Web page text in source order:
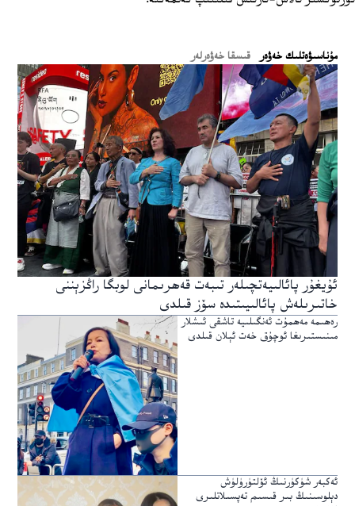
ﻣﯘﻧﺎﺳﯩﯟﻩﺗﻠﯩﻚ ﺧﻪﯞﻩﺭ قىسقا خەۋەرلەر
ئۇيغۇر پائالىيەتچىلەر تىبەت قەھرىمانى لوبگا راڭزېننى
خاتىرىلەش پائالىيىتىدە سۆز قىلدى
رەھىمە مەھمۇت ئەنگىلىيە تاشقى ئىشلار
مىنىستىرىغا ئوچۇق خەت ئېلان قىلدى
ئەكبەر شۈكۈرنىڭ ئۆلتۈرۈلۈش
دېلوسىنىڭ بىر قىسىم تەپسىلاتلىرى